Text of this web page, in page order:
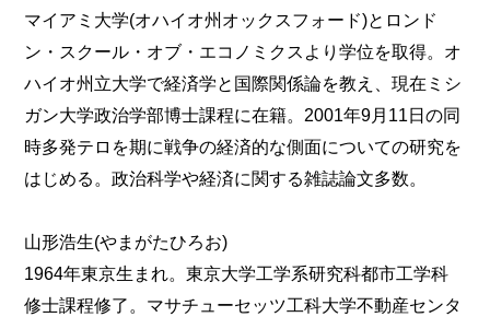
マイアミ大学(オハイオ州オックスフォード)とロンド
ン・スクール・オブ・エコノミクスより学位を取得。オ
ハイオ州立大学で経済学と国際関係論を教え、現在ミシ
ガン大学政治学部博士課程に在籍。2001年9月11日の同
時多発テロを期に戦争の経済的な側面についての研究を
はじめる。政治科学や経済に関する雑誌論文多数。
山形浩生(やまがたひろお)
1964年東京生まれ。東京大学工学系研究科都市工学科
修士課程修了。マサチューセッツ工科大学不動産センタ